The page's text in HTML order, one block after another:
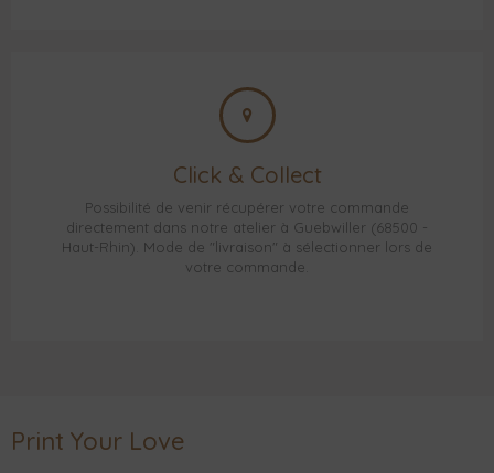
Click & Collect
Possibilité de venir récupérer votre commande
directement dans notre atelier à Guebwiller (68500 -
Haut-Rhin). Mode de "livraison" à sélectionner lors de
votre commande.
Print Your Love